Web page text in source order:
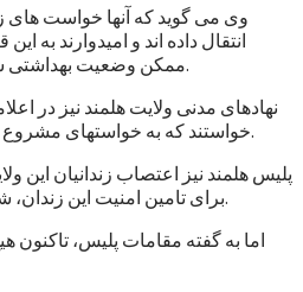
وی می گوید که آنها خواست های
انتقال داده اند و امیدوارند به
ممکن وضعیت بهداشتی شماری از زندانیان خراب شود.
نهادهای مدنی ولایت هلمند نیز در
خواستند که به خواستهای مشروع زندانیان پاسخ مثبت داده شود.
پلیس هلمند نیز اعتصاب زندانیان این
برای تامین امنیت این زندان، شمار بیشتری نیرو فرستاده اند.
اما به گفته مقامات پلیس،